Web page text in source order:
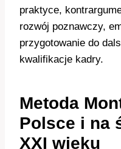
praktyce,
rozwój poznawczy,
przygotowanie do
kwalifikacje kadry.
Metoda
Polsce i na
XXI wieku